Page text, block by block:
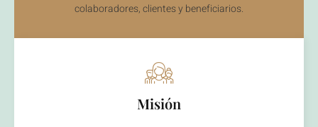
colaboradores, clientes y beneficiarios.
Misión